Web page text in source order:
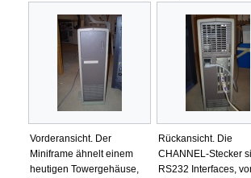
Vorderansicht. Der
Miniframe ähnelt einem
heutigen Towergehäuse,
Rückansicht. Die
CHANNEL-Stecker
RS232 Interfaces,